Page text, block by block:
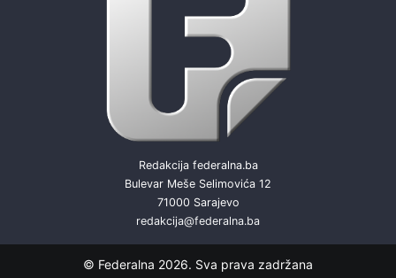
Redakcija federalna.ba
Bulevar Meše Selimovića 12
71000 Sarajevo
redakcija@federalna.ba
© Federalna 2026. Sva prava zadržana